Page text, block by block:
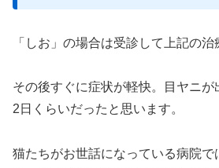
「しお」の場合は受診して上記の治
その後すぐに症状が軽快。目ヤニ
2日くらいだったと思います。
猫たちがお世話になっている病院で